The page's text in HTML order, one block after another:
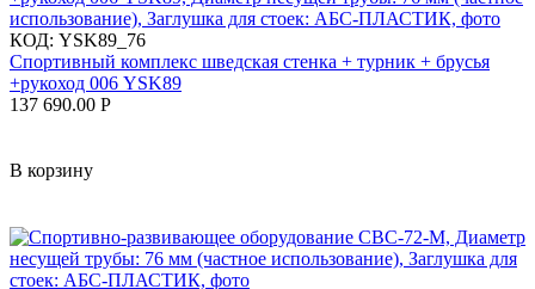
КОД: YSK89_76
Спортивный комплекс шведская стенка + турник + брусья
+рукоход 006 YSK89
137 690.00 Р
В корзину